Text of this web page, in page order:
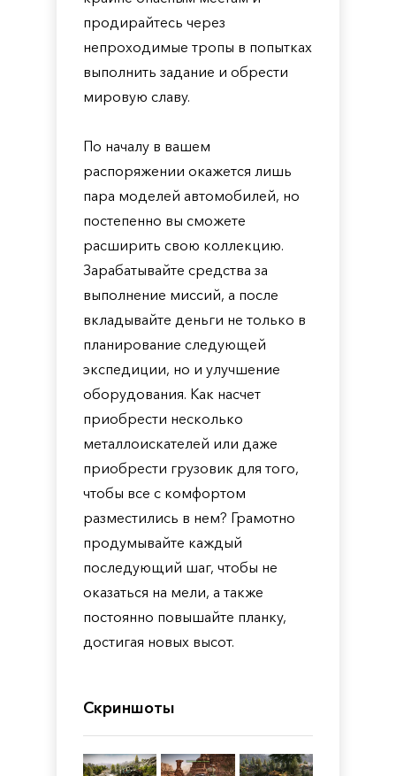
продирайтесь через
непроходимые тропы в попытках
выполнить задание и обрести
мировую славу.
По началу в вашем
распоряжении окажется лишь
пара моделей автомобилей, но
постепенно вы сможете
расширить свою коллекцию.
Зарабатывайте средства за
выполнение миссий, а после
вкладывайте деньги не только в
планирование следующей
экспедиции, но и улучшение
оборудования. Как насчет
приобрести несколько
металлоискателей или даже
приобрести грузовик для того,
чтобы все с комфортом
разместились в нем? Грамотно
продумывайте каждый
последующий шаг, чтобы не
оказаться на мели, а также
постоянно повышайте планку,
достигая новых высот.
Скриншоты